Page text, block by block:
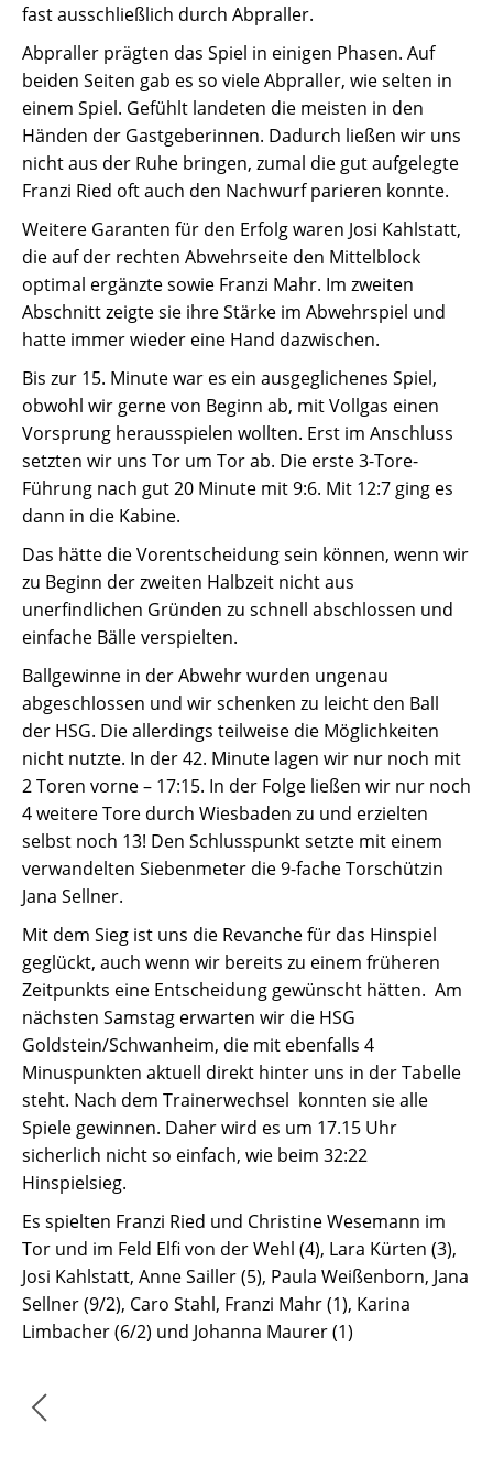
fast ausschließlich durch Abpraller.
Abpraller prägten das Spiel in einigen Phasen. Auf
beiden Seiten gab es so viele Abpraller, wie selten in
einem Spiel. Gefühlt landeten die meisten in den
Händen der Gastgeberinnen. Dadurch ließen wir uns
nicht aus der Ruhe bringen, zumal die gut aufgelegte
Franzi Ried oft auch den Nachwurf parieren konnte.
Weitere Garanten für den Erfolg waren Josi Kahlstatt,
die auf der rechten Abwehrseite den Mittelblock
optimal ergänzte sowie Franzi Mahr. Im zweiten
Abschnitt zeigte sie ihre Stärke im Abwehrspiel und
hatte immer wieder eine Hand dazwischen.
Bis zur 15. Minute war es ein ausgeglichenes Spiel,
obwohl wir gerne von Beginn ab, mit Vollgas einen
Vorsprung herausspielen wollten. Erst im Anschluss
setzten wir uns Tor um Tor ab. Die erste 3-Tore-
Führung nach gut 20 Minute mit 9:6. Mit 12:7 ging es
dann in die Kabine.
Das hätte die Vorentscheidung sein können, wenn wir
zu Beginn der zweiten Halbzeit nicht aus
unerfindlichen Gründen zu schnell abschlossen und
einfache Bälle verspielten.
Ballgewinne in der Abwehr wurden ungenau
abgeschlossen und wir schenken zu leicht den Ball
der HSG. Die allerdings teilweise die Möglichkeiten
nicht nutzte. In der 42. Minute lagen wir nur noch mit
2 Toren vorne – 17:15. In der Folge ließen wir nur noch
4 weitere Tore durch Wiesbaden zu und erzielten
selbst noch 13! Den Schlusspunkt setzte mit einem
verwandelten Siebenmeter die 9-fache Torschützin
Jana Sellner.
Mit dem Sieg ist uns die Revanche für das Hinspiel
geglückt, auch wenn wir bereits zu einem früheren
Zeitpunkts eine Entscheidung gewünscht hätten. Am
nächsten Samstag erwarten wir die HSG
Goldstein/Schwanheim, die mit ebenfalls 4
Minuspunkten aktuell direkt hinter uns in der Tabelle
steht. Nach dem Trainerwechsel konnten sie alle
Spiele gewinnen. Daher wird es um 17.15 Uhr
sicherlich nicht so einfach, wie beim 32:22
Hinspielsieg.
Es spielten Franzi Ried und Christine Wesemann im
Tor und im Feld Elfi von der Wehl (4), Lara Kürten (3),
Josi Kahlstatt, Anne Sailler (5), Paula Weißenborn, Jana
Sellner (9/2), Caro Stahl, Franzi Mahr (1), Karina
Limbacher (6/2) und Johanna Maurer (1)